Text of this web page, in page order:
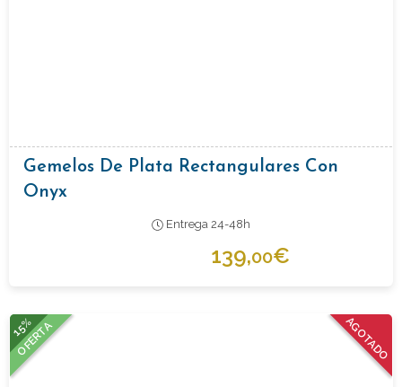
Gemelos De Plata Rectangulares Con
Onyx
Entrega 24-48h
139,00€
AGOTADO
15%
OFERTA